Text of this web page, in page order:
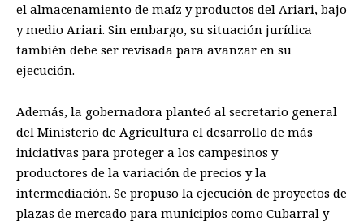
el almacenamiento de maíz y productos del Ariari, bajo
y medio Ariari. Sin embargo, su situación jurídica
también debe ser revisada para avanzar en su
ejecución.
Además, la gobernadora planteó al secretario general
del Ministerio de Agricultura el desarrollo de más
iniciativas para proteger a los campesinos y
productores de la variación de precios y la
intermediación. Se propuso la ejecución de proyectos de
plazas de mercado para municipios como Cubarral y